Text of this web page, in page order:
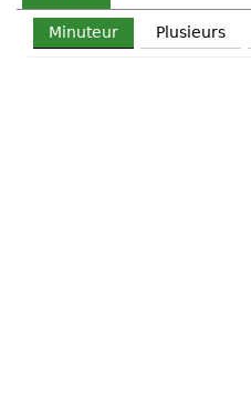
Minuteur Plusieurs